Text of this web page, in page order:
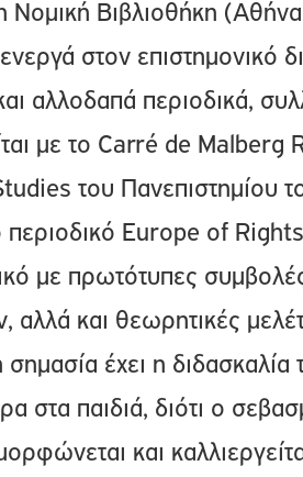
Νομική Βιβλιοθήκη
στον επιστημονικό
αλλοδαπά περιοδικά,
με το Carré de
του Πανεπιστημίου
περιοδικό Europe of
με πρωτότυπες συμβολές
και θεωρητικές
έχει η
στα παιδιά, διότι ο
και